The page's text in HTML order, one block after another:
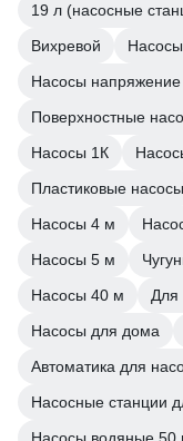
19 л (насосные
Вихревой
Насосы
Поверхностные
Насосы 1К
Пластиковые насосы
Насосы 4 м
Насосы 5 м
Насосы 40 м
Для
Насосы для дома
Автоматика для
Насосные станции